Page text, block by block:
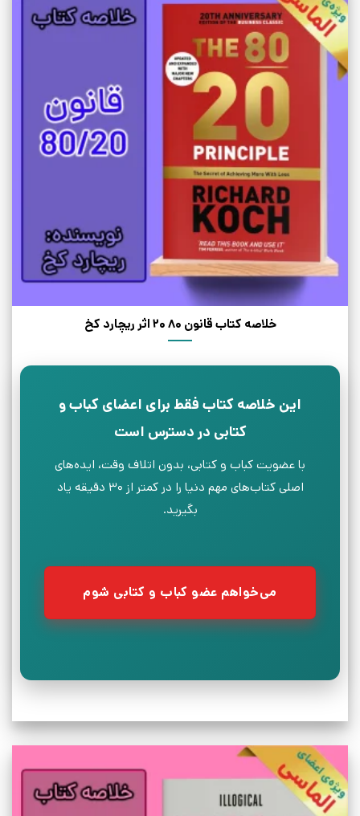
خلاصه کتاب قانون 80 20 اثر ریچارد کخ
این خلاصه کتاب فقط برای اعضای کباب و
کتابی در دسترس است
با عضویت کباب و کتابی، بدون اتلاف وقت، ایده‌های
اصلی کتاب‌های مهم دنیا را در کمتر از ۳۰ دقیقه یاد
بگیرید.
می‌خواهم عضو کباب و کتابی شوم